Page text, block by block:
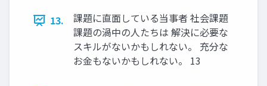
13.
課題に直面している当事者 社会課題
課題の渦中の人たちは 解決に必要な
スキルがないかもしれない。 充分な
お金もないかもしれない。 13